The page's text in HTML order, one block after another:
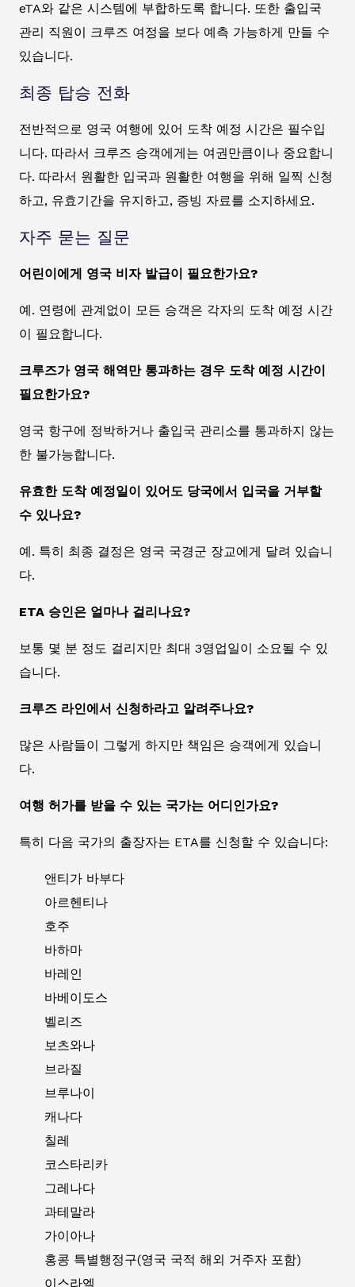
eTA와 같은 시스템에 부합하도록 합니다. 또한 출입국
관리 직원이 크루즈 여정을 보다 예측 가능하게 만들 수
있습니다.
최종 탑승 전화
전반적으로 영국 여행에 있어 도착 예정 시간은 필수입
니다. 따라서 크루즈 승객에게는 여권만큼이나 중요합니
다. 따라서 원활한 입국과 원활한 여행을 위해 일찍 신청
하고, 유효기간을 유지하고, 증빙 자료를 소지하세요.
자주 묻는 질문
어린이에게 영국 비자 발급이 필요한가요?
예. 연령에 관계없이 모든 승객은 각자의 도착 예정 시간
이 필요합니다.
크루즈가 영국 해역만 통과하는 경우 도착 예정 시간이
필요한가요?
영국 항구에 정박하거나 출입국 관리소를 통과하지 않는
한 불가능합니다.
유효한 도착 예정일이 있어도 당국에서 입국을 거부할
수 있나요?
예. 특히 최종 결정은 영국 국경군 장교에게 달려 있습니
다.
ETA 승인은 얼마나 걸리나요?
보통 몇 분 정도 걸리지만 최대 3영업일이 소요될 수 있
습니다.
크루즈 라인에서 신청하라고 알려주나요?
많은 사람들이 그렇게 하지만 책임은 승객에게 있습니
다.
여행 허가를 받을 수 있는 국가는 어디인가요?
특히 다음 국가의 출장자는 ETA를 신청할 수 있습니다:
앤티가 바부다
아르헨티나
호주
바하마
바레인
바베이도스
벨리즈
보츠와나
브라질
브루나이
캐나다
칠레
코스타리카
그레나다
과테말라
가이아나
홍콩 특별행정구(영국 국적 해외 거주자 포함)
이스라엘